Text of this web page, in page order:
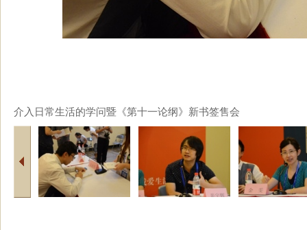
介入日常生活的学问暨《第十一论纲》新书签售会